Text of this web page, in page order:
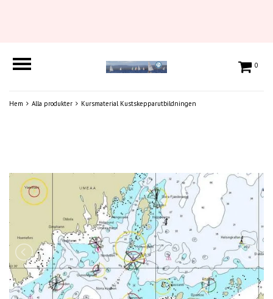
0
Hem Alla produkter Kursmaterial Kustskepparutbildningen